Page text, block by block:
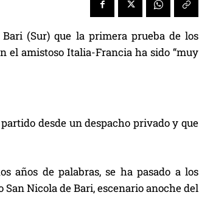
(Sur) que la primera prueba de los
el amistoso Italia-Francia ha sido “muy
desde un despacho privado y que
años de palabras, se ha pasado a los
San Nicola de Bari, escenario anoche del